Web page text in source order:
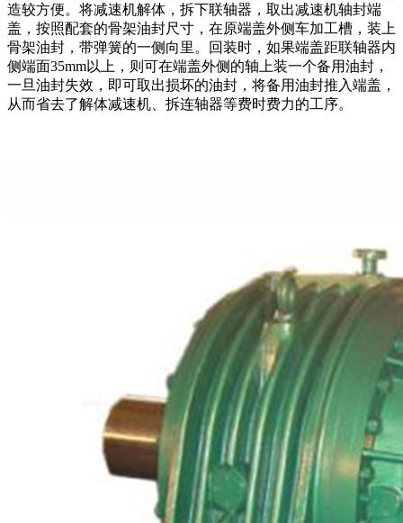
造较方便。将减速机解体，拆下联轴器，取出减速机轴封端
盖，按照配套的骨架油封尺寸，在原端盖外侧车加工槽，装上
骨架油封，带弹簧的一侧向里。回装时，如果端盖距联轴器内
侧端面35mm以上，则可在端盖外侧的轴上装一个备用油封，
一旦油封失效，即可取出损坏的油封，将备用油封推入端盖，
从而省去了解体减速机、拆连轴器等费时费力的工序。